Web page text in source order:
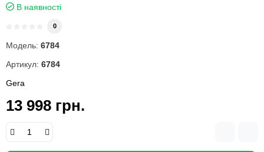
В наявності
0
Модель: 6784
Артикул: 6784
Gera
13 998 грн.